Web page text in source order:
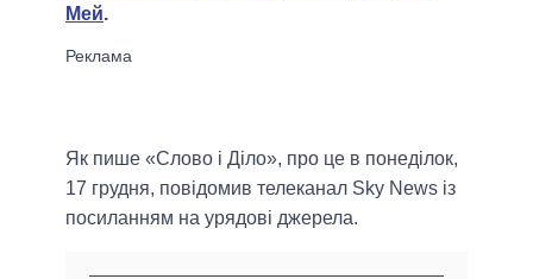
Мей.
Як пише «Слово і Діло», про це в понеділок,
17 грудня, повідомив телеканал Sky News із
посиланням на урядові джерела.